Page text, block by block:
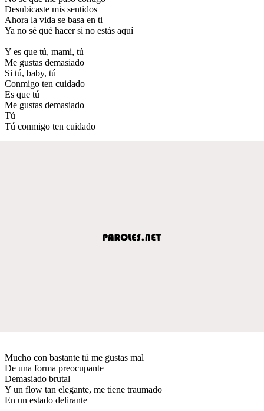
Desubicaste mis sentidos
Ahora la vida se basa en ti
Ya no sé qué hacer si no estás aquí
Y es que tú, mami, tú
Me gustas demasiado
Si tú, baby, tú
Conmigo ten cuidado
Es que tú
Me gustas demasiado
Tú
Tú conmigo ten cuidado
Mucho con bastante tú me gustas mal
De una forma preocupante
Demasiado brutal
Y un flow tan elegante, me tiene traumado
En un estado delirante